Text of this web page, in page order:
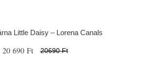
Little Daisy – Lorena Canals
20 690 Ft 20690 Ft